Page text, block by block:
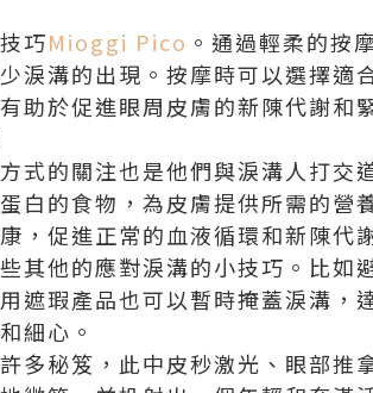
巧Mioggi Pico 。通過輕柔的按
淚溝的出現。按摩時可以選擇適
助於促進眼周皮膚的新陳代謝和
式的關注也是他們與淚溝人打交
白的食物，為皮膚提供所需的營
，促進正常的血液循環和新陳代
其他的應對淚溝的小技巧。比如
遮瑕產品也可以暫時掩蓋淚溝，
細心。
多秘笈，此中皮秒激光、眼部推